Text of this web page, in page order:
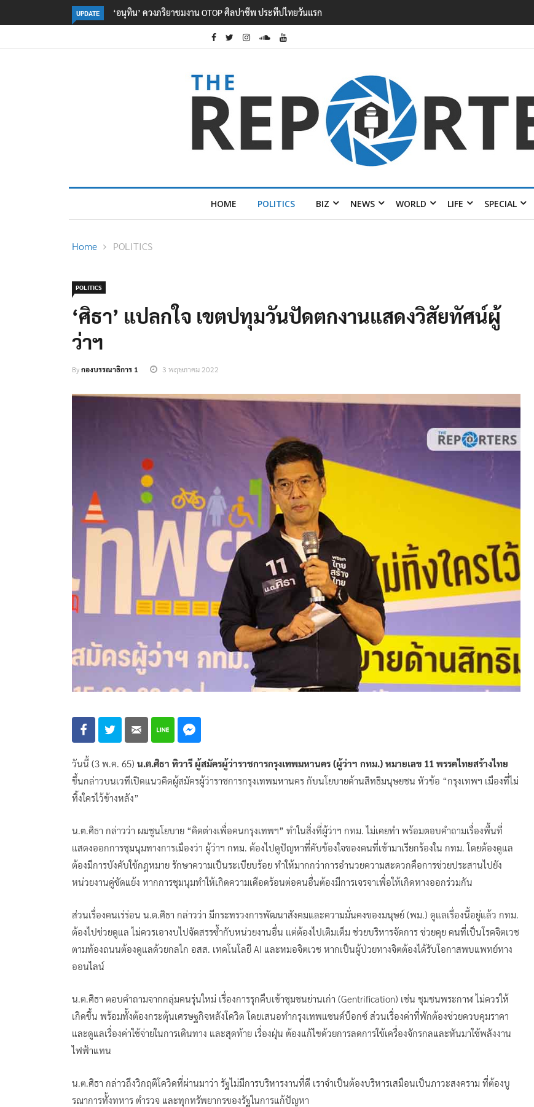
UPDATE ลอรีอัลโชว์ผลประกอบการครึ่งปีแรกโต 6.5% กวาดรายได้ 2.3 หมื่นล้านยูโร คว้าไลเซนส์ ‘กุชชี่’ 50 ปี พร้อมส่ง 4 แบรนด์ให
HOME POLITICS BIZ NEWS WORLD LIFE SPECIAL
Home POLITICS
POLITICS
‘ศิธา’ แปลกใจ เขตปทุมวันปัดตกงานแสดงวิสัยทัศน์ผู้
ว่าฯ
Byกองบรรณาธิการ 1 3 พฤษภาคม 2022
วันนี้ (3 พ.ค. 65) น.ต.ศิธา ทิวารี ผู้สมัครผู้ว่าราชการกรุงเทพมหานคร (ผู้ว่าฯ กทม.) หมายเลข 11 พรรคไทยสร้างไทย
ขึ้นกล่าวบนเวทีเปิดแนวคิดผู้สมัครผู้ว่าราชการกรุงเทพมหานคร กับนโยบายด้านสิทธิมนุษยชน หัวข้อ “กรุงเทพฯ เมืองที่ไม่
ทิ้งใครไว้ข้างหลัง”
น.ต.ศิธา กล่าวว่า ผมชูนโยบาย “คิดต่างเพื่อคนกรุงเทพฯ” ทำในสิ่งที่ผู้ว่าฯ กทม. ไม่เคยทำ พร้อมตอบคำถามเรื่องพื้นที่
แสดงออกการชุมนุมทางการเมืองว่า ผู้ว่าฯ กทม. ต้องไปดูปัญหาที่คับข้องใจของคนที่เข้ามาเรียกร้องใน กทม. โดยต้องดูแล
ต้องมีการบังคับใช้กฎหมาย รักษาความเป็นระเบียบร้อย ทำให้มากกว่าการอำนวยความสะดวกคือการช่วยประสานไปยัง
หน่วยงานคู่ขัดแย้ง หากการชุมนุมทำให้เกิดความเดือดร้อนต่อคนอื่นต้องมีการเจรจาเพื่อให้เกิดทางออกร่วมกัน
ส่วนเรื่องคนเร่ร่อน น.ต.ศิธา กล่าวว่า มีกระทรวงการพัฒนาสังคมและความมั่นคงของมนุษย์ (พม.) ดูแลเรื่องนี้อยู่แล้ว กทม.
ต้องไปช่วยดูแล ไม่ควรเอางบไปจัดสรรซ้ำกับหน่วยงานอื่น แต่ต้องไปเติมเต็ม ช่วยบริหารจัดการ ช่วยคุย คนที่เป็นโรคจิตเวช
ตามท้องถนนต้องดูแลด้วยกลไก อสส. เทคโนโลยี AI และหมอจิตเวช หากเป็นผู้ป่วยทางจิตต้องได้รับโอกาสพบแพทย์ทาง
ออนไลน์
น.ต.ศิธา ตอบคำถามจากกลุ่มคนรุ่นใหม่ เรื่องการรุกคืบเข้าชุมชนย่านเก่า (Gentrification) เช่น ชุมชนพระกาฬ ไม่ควรให้
เกิดขึ้น พร้อมทั้งต้องกระตุ้นเศรษฐกิจหลังโควิด โดยเสนอทำกรุงเทพแซนด์บ็อกซ์ ส่วนเรื่องค่าที่พักต้องช่วยควบคุมราคา
และดูแลเรื่องค่าใช้จ่ายในการเดินทาง และสุดท้าย เรื่องฝุ่น ต้องแก้ไขด้วยการลดการใช้เครื่องจักรกลและหันมาใช้พลังงาน
ไฟฟ้าแทน
น.ต.ศิธา กล่าวถึงวิกฤติโควิดที่ผ่านมาว่า รัฐไม่มีการบริหารงานที่ดี เราจำเป็นต้องบริหารเสมือนเป็นภาวะสงคราม ที่ต้องบู
รณาการทั้งทหาร ตำรวจ และทุกทรัพยากรของรัฐในการแก้ปัญหา